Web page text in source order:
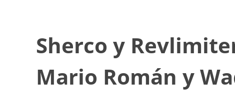
Sherco y
Mario Román y